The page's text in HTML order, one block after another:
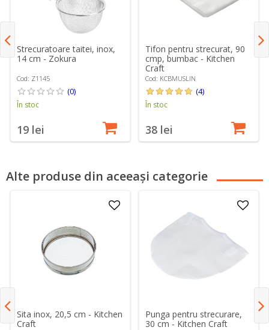
Strecuratoare taitei, inox,
14 cm - Zokura
Cod: Z1145
(0)
În stoc
19 lei
Tifon pentru strecurat, 90
cmp, bumbac - Kitchen
Craft
Cod: KCBMUSLIN
(4)
În stoc
38 lei
Alte produse din aceeași categorie
Sita inox, 20,5 cm - Kitchen
Craft
Punga pentru strecurare,
30 cm - Kitchen Craft